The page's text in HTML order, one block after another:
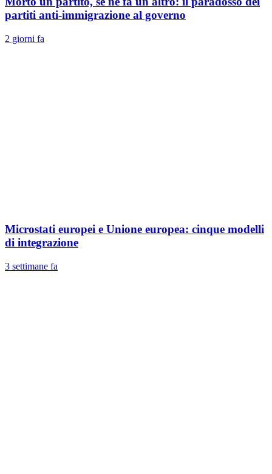
partiti anti-immigrazione al governo
2 giorni fa
Microstati europei e Unione europea: cinque modelli
di integrazione
3 settimane fa